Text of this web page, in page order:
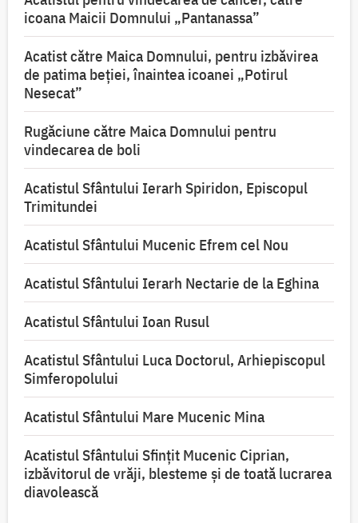
icoana Maicii Domnului „Pantanassa”
Acatist către Maica Domnului, pentru izbăvirea
de patima beției, înaintea icoanei „Potirul
Nesecat”
Rugăciune către Maica Domnului pentru
vindecarea de boli
Acatistul Sfântului Ierarh Spiridon, Episcopul
Trimitundei
Acatistul Sfântului Mucenic Efrem cel Nou
Acatistul Sfântului Ierarh Nectarie de la Eghina
Acatistul Sfântului Ioan Rusul
Acatistul Sfântului Luca Doctorul, Arhiepiscopul
Simferopolului
Acatistul Sfântului Mare Mucenic Mina
Acatistul Sfântului Sfințit Mucenic Ciprian,
izbăvitorul de vrăji, blesteme și de toată lucrarea
diavolească